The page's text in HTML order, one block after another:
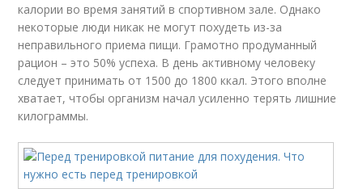
Бег для похудения
Диета на детском
питании
Дробное питание Года для похудения
калории во время занятий в спортивном зале. Однако
некоторые люди никак не могут похудеть из-за
неправильного приема пищи. Грамотно продуманный
рацион – это 50% успеха. В день активному человеку
следует принимать от 1500 до 1800 ккал. Этого вполне
хватает, чтобы организм начал усиленно терять лишние
килограммы.